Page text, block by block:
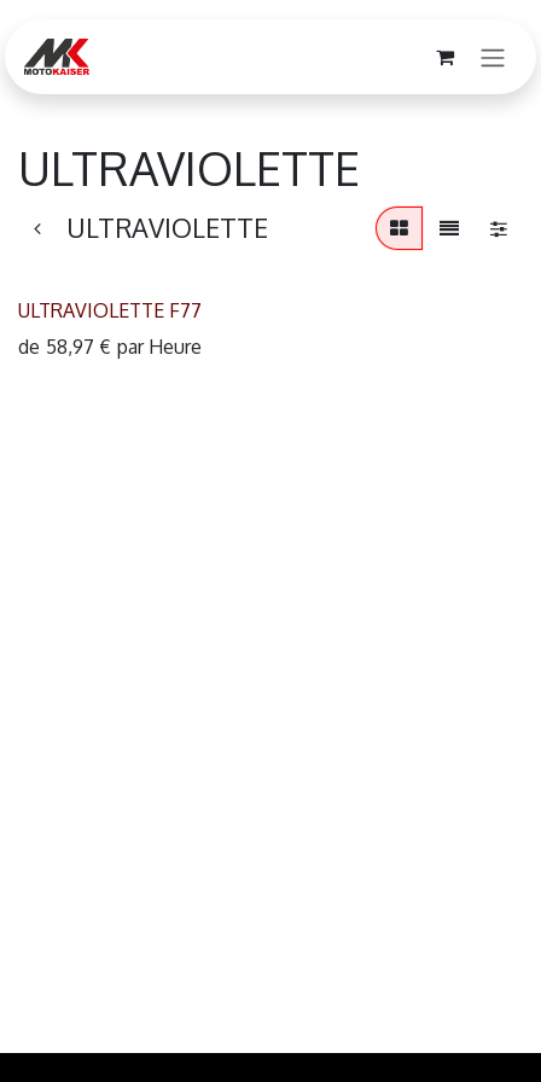
ULTRAVIOLETTE
ULTRAVIOLETTE
ULTRAVIOLETTE F77
de 58,97 € par Heure